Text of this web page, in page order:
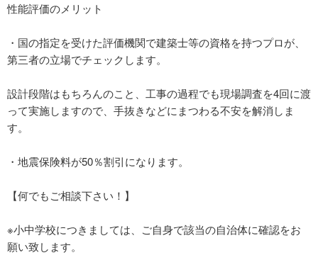
性能評価のメリット
・国の指定を受けた評価機関で建築士等の資格を持つプロが、
第三者の立場でチェックします。
設計段階はもちろんのこと、工事の過程でも現場調査を4回に渡
って実施しますので、手抜きなどにまつわる不安を解消しま
す。
・地震保険料が50％割引になります。
【何でもご相談下さい！】
※小中学校につきましては、ご自身で該当の自治体に確認をお
願い致します。